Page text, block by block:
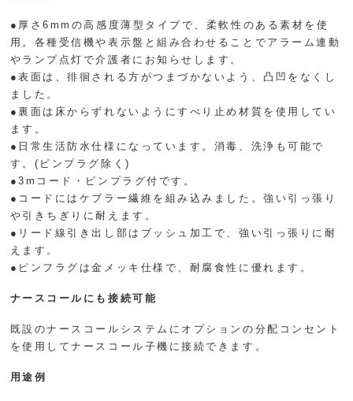
●厚さ6mmの高感度薄型タイプで、柔軟性のある素材を使
用。各種受信機や表示盤と組み合わせることでアラーム連動
やランプ点灯で介護者にお知らせします。
●表面は、徘徊される方がつまづかないよう、凸凹をなくし
ました。
●裏面は床からずれないようにすべり止め材質を使用してい
ます。
●日常生活防水仕様になっています。消毒、洗浄も可能で
す。(ピンプラグ除く)
●3mコード・ピンプラグ付です。
●コードにはケブラー繊維を組み込みました。強い引っ張り
や引きちぎりに耐えます。
●リード線引き出し部はブッシュ加工で、強い引っ張りに耐
えます。
●ピンフラグは金メッキ仕様で、耐腐食性に優れます。
ナースコールにも接続可能
既設のナースコールシステムにオプションの分配コンセント
を使用してナースコール子機に接続できます。
用途例